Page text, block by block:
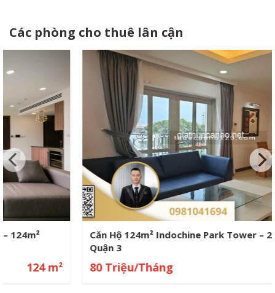
Các phòng cho thuê lân cận
Căn Hộ 124m² Indochine Park Tower – 2PN Cao Cấp
80 Triệu/Tháng